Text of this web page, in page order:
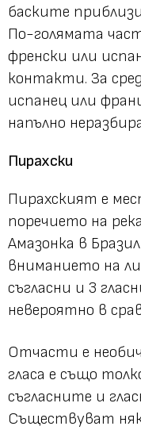
баските
По-голямата
френски или
контакти. За
испанец или
напълно
Пирахски
Пирахският е
поречието на
Амазонка в
вниманието на
съгласни и 3
невероятно в
Отчасти е
гласа е също
съгласните и
Съществуват